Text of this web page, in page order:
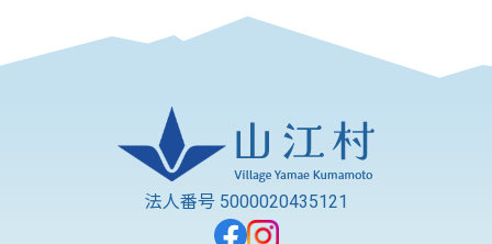
法人番号 5000020435121